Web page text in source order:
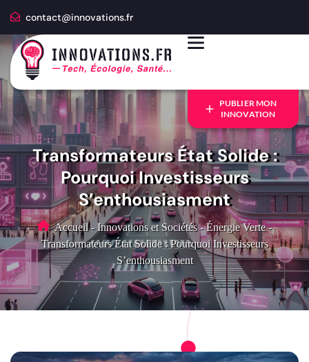
contact@innovations.fr
PUBLIER MON
INNOVATION
Transformateurs État Solide :
Pourquoi Investisseurs
S’enthousiasment
Accueil - Innovations et Sociétés - Énergie Verte -
Transformateurs État Solide : Pourquoi Investisseurs
S’enthousiasment